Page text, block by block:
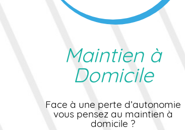
Maintien à
Domicile
Face à une perte d’autonomie
vous pensez au maintien à
domicile ?